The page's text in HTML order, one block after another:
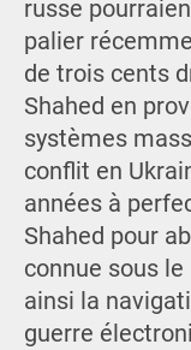
russe
palier
de trois cents
Shahed en
systèmes
conflit en
années à
Shahed pour
connue sous
ainsi la
guerre